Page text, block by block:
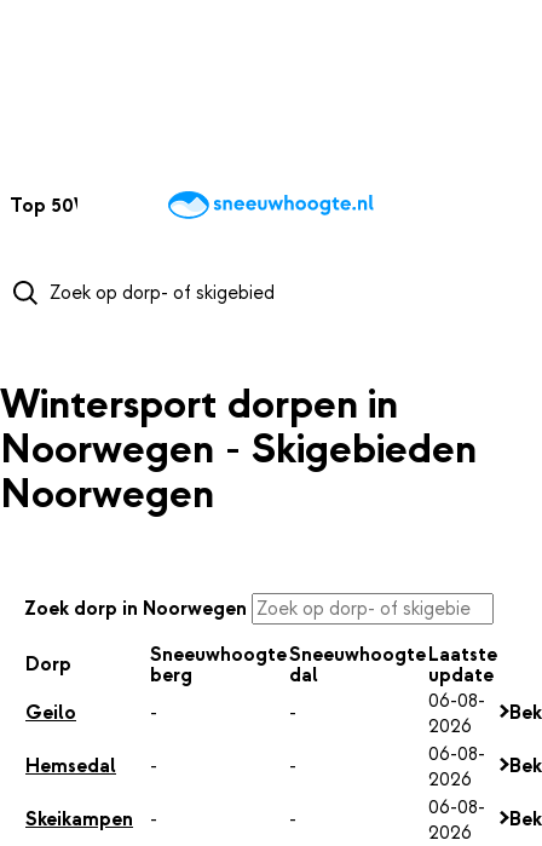
Top 50Webcams WintersportweerKaarten
Wintersport dorpen in
Noorwegen - Skigebieden
Noorwegen
Zoek dorp in Noorwegen
Dorp
Sneeuwhoogte
berg
Sneeuwhoogte
dal
Laatste
update
Geilo
- -
06-08-
2026
Hemsedal - -
06-08-
2026
Skeikampen - -
06-08-
2026